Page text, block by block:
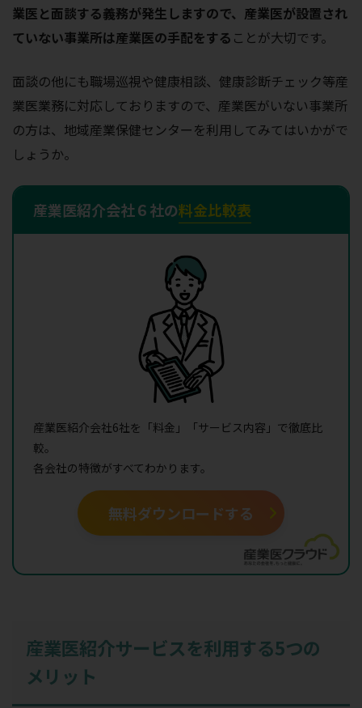
業医と面談する義務が発生しますので、産業医が設置され
ていない事業所は産業医の手配をする ことが大切です。
面談の他にも職場巡視や健康相談、健康診断チェック等産
業医業務に対応しておりますので、産業医がいない事業所
の方は、地域産業保健センターを利用してみてはいかがで
しょうか。
産業医紹介会社６社の料金比較表
産業医紹介会社6社を「料金」「サービス内容」で徹底比
較。
各会社の特徴がすべてわかります。
無料ダウンロードする
産業医紹介サービスを利用する5つの
メリット